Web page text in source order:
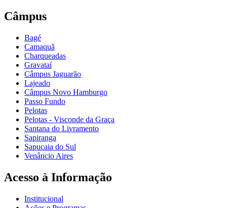
Câmpus
Bagé
Camaquã
Charqueadas
Gravataí
Câmpus Jaguarão
Lajeado
Câmpus Novo Hamburgo
Passo Fundo
Pelotas
Pelotas - Visconde da Graça
Santana do Livramento
Sapiranga
Sapucaia do Sul
Venâncio Aires
Acesso à Informação
Institucional